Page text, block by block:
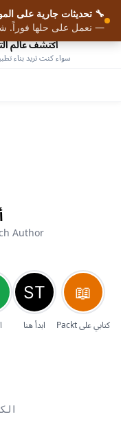
اكتشف عالم
سواء كنت تريد بناء
تفعيل
الرئيسية
Author
كتابي على Packt ابدأ هنا
🔧 تحديثات جارية على
— نعمل على حلها فوراً.